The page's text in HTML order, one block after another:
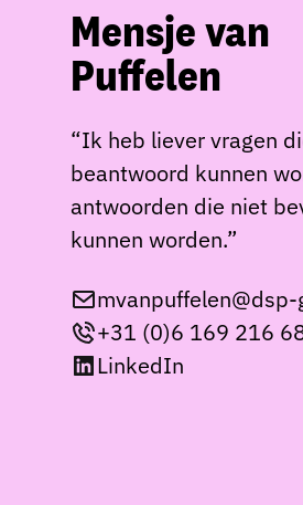
Mensje van
Puffelen
“Ik heb liever vragen
beantwoord kunnen
antwoorden die niet
kunnen worden.”
+31 (0)6 169 216
LinkedIn